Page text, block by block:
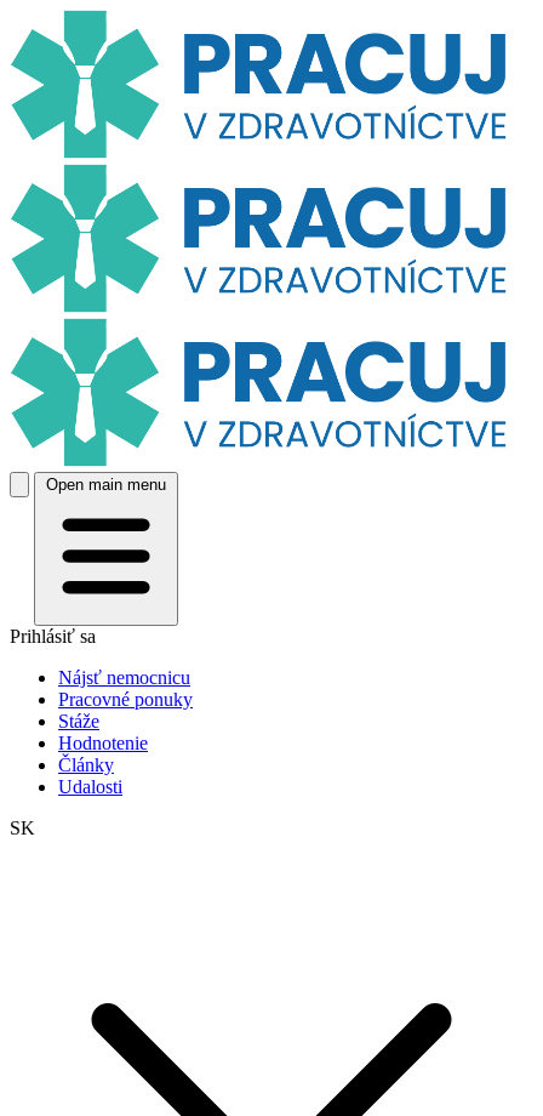
Open main menu
Prihlásiť sa
Nájsť nemocnicu
Pracovné ponuky
Stáže
Hodnotenie
Články
Udalosti
SK